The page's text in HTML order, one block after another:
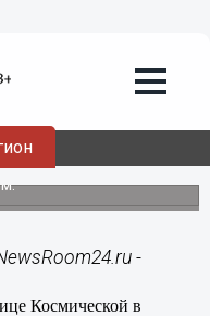
на улице
районе
стало
-
Космической в